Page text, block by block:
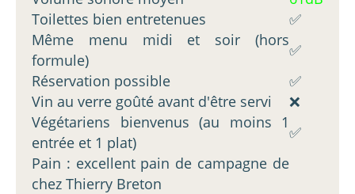
Toilettes bien entretenues
✅
Même menu midi et soir (hors
formule)
✅
Réservation possible
✅
Vin au verre goûté avant d'être servi
❌
Végétariens bienvenus (au moins 1
entrée et 1 plat)
✅
Pain : excellent pain de campagne de
chez Thierry Breton